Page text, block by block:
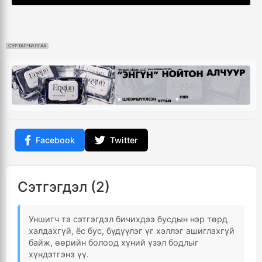
СУРТАЛЧИЛГАА
Facebook Twitter
Сэтгэгдэл (2)
Уншигч та сэтгэгдэл бичихдээ бусдын нэр төрд
халдахгүй, ёс бус, бүдүүлэг үг хэллэг ашиглахгүй
байж, өөрийн болоод хүний үзэл бодлыг
хүндэтгэнэ үү.